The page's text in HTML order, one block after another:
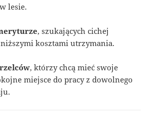
lesie.
, szukających cichej
kosztami utrzymania.
, którzy chcą mieć swoje
miejsce do pracy z dowolnego